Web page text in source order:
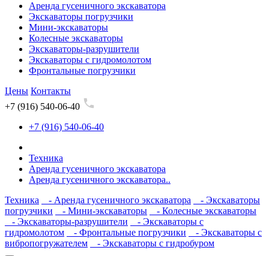
Аренда гусеничного экскаватора
Экскаваторы погрузчики
Мини-экскаваторы
Колесные экскаваторы
Экскаваторы-разрушители
Экскаваторы с гидромолотом
Фронтальные погрузчики
Цены Контакты
+7 (916) 540-06-40
+7 (916) 540-06-40
Техника
Аренда гусеничного экскаватора
Аренда гусеничного экскаватора..
Техника
- Аренда гусеничного экскаватора
- Экскаваторы
погрузчики
- Мини-экскаваторы
- Колесные экскаваторы
- Экскаваторы-разрушители
- Экскаваторы с
гидромолотом
- Фронтальные погрузчики
- Экскаваторы с
вибропогружателем
- Экскаваторы с гидробуром